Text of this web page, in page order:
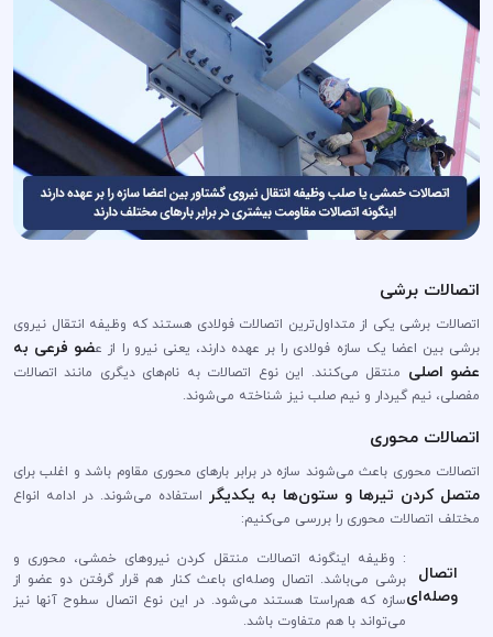
اتصالات برشی
اتصالات برشی یکی از متداول‌ترین اتصالات فولادی هستند که وظیفه انتقال نیروی
برشی بین اعضا یک سازه فولادی را بر عهده دارند، یعنی نیرو را از عضو فرعی به
عضو اصلی منتقل می‌کنند. این نوع اتصالات به نام‌های دیگری مانند اتصالات
مفصلی، نیم گیردار و نیم صلب نیز شناخته می‌شوند.
اتصالات محوری
اتصالات محوری باعث می‌شوند سازه در برابر بار‌های محوری مقاوم باشد و اغلب برای
متصل کردن تیر‌ها و ستون‌ها به یکدیگر استفاده می‌شوند. در ادامه انواع
مختلف اتصالات محوری را بررسی می‌کنیم:
اتصال
وصله‌ای
: وظیفه اینگونه اتصالات منتقل کردن نیرو‌های خمشی، محوری و
برشی می‌باشد. اتصال وصله‌ای باعث کنار هم قرار گرفتن دو عضو از
سازه که هم‌راستا هستند می‌شود. در این نوع اتصال سطوح آنها نیز
می‌تواند با هم متفاوت باشد.